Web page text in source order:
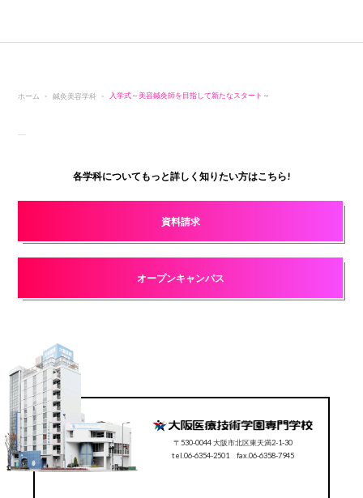
ホーム 鍼灸美容学科 入学式～美容鍼灸師を目指して新たなスタート～
各学科についてもっと詳しく知りたい方はこちら!
資料請求
オープンキャンパス
〒530-0044 大阪市北区東天満2-1-30
tel.06-6354-2501 fax.06-6358-7945